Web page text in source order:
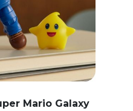
Mario Galaxy